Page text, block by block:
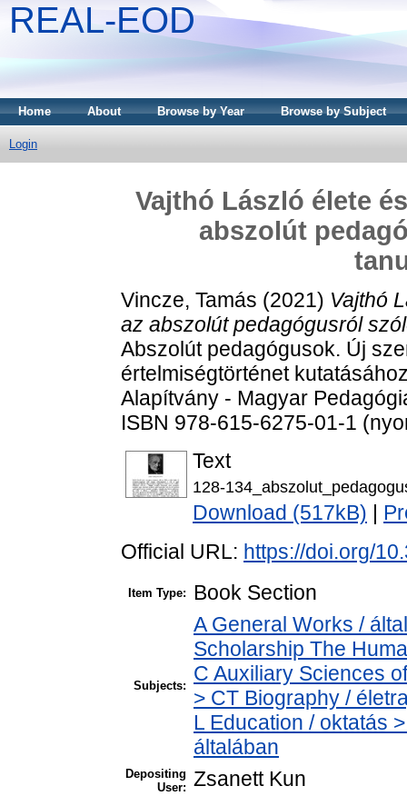
REAL-EOD
Home About Browse by Year Browse by Subject
Login
Vajthó László élete
abszolút
Vincze, Tamás (2021) Vajthó
az abszolút pedagógusról
Abszolút pedagógusok. Új
értelmiségtörténet
Alapítvány - Magyar
ISBN 978-615-6275-01-1
Text
128-
Download (517kB)
Official URL: https://doi.org/
Item Type: Book Section
Subjects:
A General Works /
Scholarship The
C Auxiliary Sciences
> CT Biography /
L Education / oktatás
általában
Depositing
User: Zsanett Kun